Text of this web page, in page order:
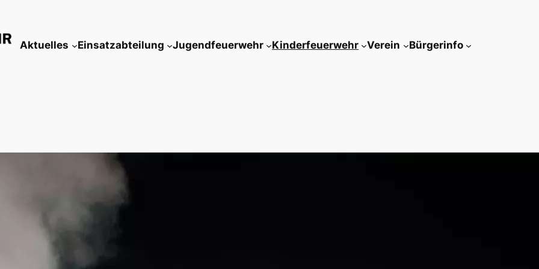
Aktuelles Einsatzabteilung Jugendfeuerwehr Kinderfeuerwehr Verein Bürgerinfo